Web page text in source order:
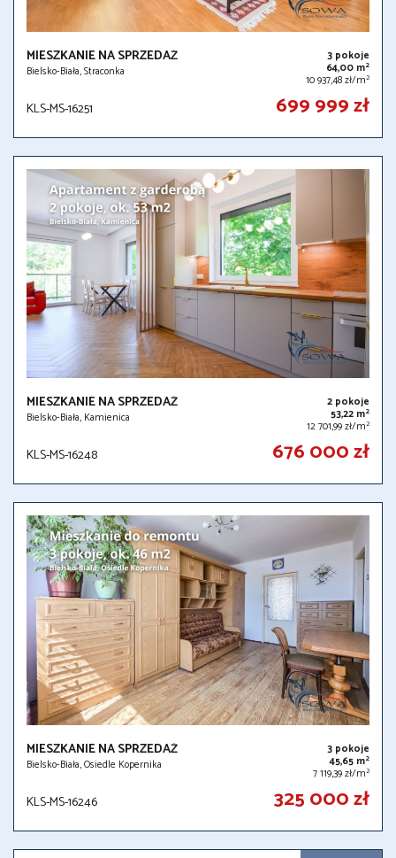
MIESZKANIE NA SPRZEDAŻ
Bielsko-Biała, Straconka
3 pokoje
64,00 m2
10 937,48 zł/m2
KLS-MS-16251 699 999 zł
MIESZKANIE NA SPRZEDAŻ
Bielsko-Biała, Kamienica
2 pokoje
53,22 m2
12 701,99 zł/m2
KLS-MS-16248 676 000 zł
MIESZKANIE NA SPRZEDAŻ
Bielsko-Biała, Osiedle Kopernika
3 pokoje
45,65 m2
7 119,39 zł/m2
KLS-MS-16246 325 000 zł